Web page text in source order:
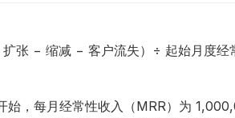
张 − 缩减 − 客户流失）÷ 起始月度经
，每月经常性收入（MRR）为